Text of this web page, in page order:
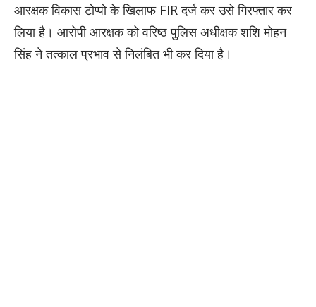
आरक्षक विकास टोप्पो के खिलाफ FIR दर्ज कर उसे गिरफ्तार कर
लिया है। आरोपी आरक्षक को वरिष्ठ पुलिस अधीक्षक शशि मोहन
सिंह ने तत्काल प्रभाव से निलंबित भी कर दिया है।